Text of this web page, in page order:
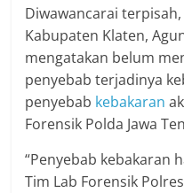
Diwawancarai
Kabupaten Klaten,
mengatakan belum
penyebab terjadinya
penyebab kebakaran
Forensik Polda Jawa
“Penyebab kebakaran
Tim Lab Forensik